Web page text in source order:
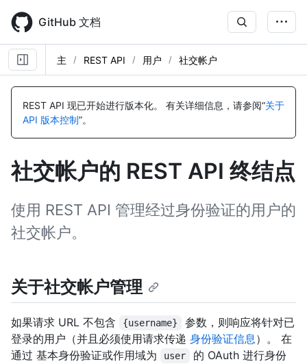
main
content
GitHub 文档
主 REST API 用户 社交帐户
REST API 现已开始进行版本化。 有关详细信息，请参阅“关于
API 版本控制”。
社交帐户的 REST API 终结点
使用 REST API 管理经过身份验证的用户的
社交帐户。
关于社交帐户管理
如果请求 URL 不包含 {username}
参数，则响应将针对已
登录的用户（并且必须使用请求传递 身份验证信息）。 在
通过 基本身份验证或作用域为
user
的 OAuth 进行身份
名
明
名
明
名
明
名
明
名
明
名
明
名
明
名
明
名
明